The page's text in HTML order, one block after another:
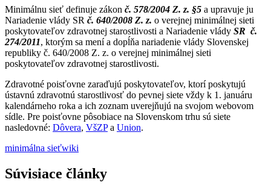
Minimálnu sieť definuje zákon č. 578/2004 Z. z. §5 a upravuje ju
Nariadenie vlády SR č. 640/2008 Z. z. o verejnej minimálnej sieti
poskytovateľov zdravotnej starostlivosti a Nariadenie vlády SR č.
274/2011, ktorým sa mení a dopĺňa nariadenie vlády Slovenskej
republiky č. 640/2008 Z. z. o verejnej minimálnej sieti
poskytovateľov zdravotnej starostlivosti.
Zdravotné poisťovne zaraďujú poskytovateľov, ktorí poskytujú
ústavnú zdravotnú starostlivosť do pevnej siete vždy k 1. januáru
kalendárneho roka a ich zoznam uverejňujú na svojom webovom
sídle. Pre poisťovne pôsobiace na Slovenskom trhu sú siete
nasledovné: Dôvera, VšZPa Union.
minimálna sieťwiki
Súvisiace články